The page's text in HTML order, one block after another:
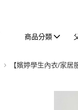
商品分類
【嬪婷學生內衣/家居